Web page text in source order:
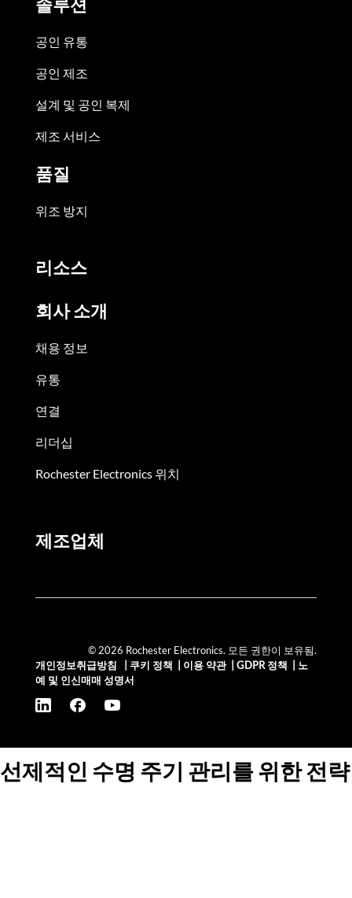
솔루션
공인 유통
공인 제조
설계 및 공인 복제
제조 서비스
품질
위조 방지
리소스
회사 소개
채용 정보
유통
연결
리더십
Rochester Electronics 위치
제조업체
© 2026 Rochester Electronics. 모든 권한이 보유됨.
개인정보취급방침
쿠키 정책 이용 약관| GDPR 정책
노
예 및 인신매매 성명서
선제적인 수명 주기 관리를 위한 전략